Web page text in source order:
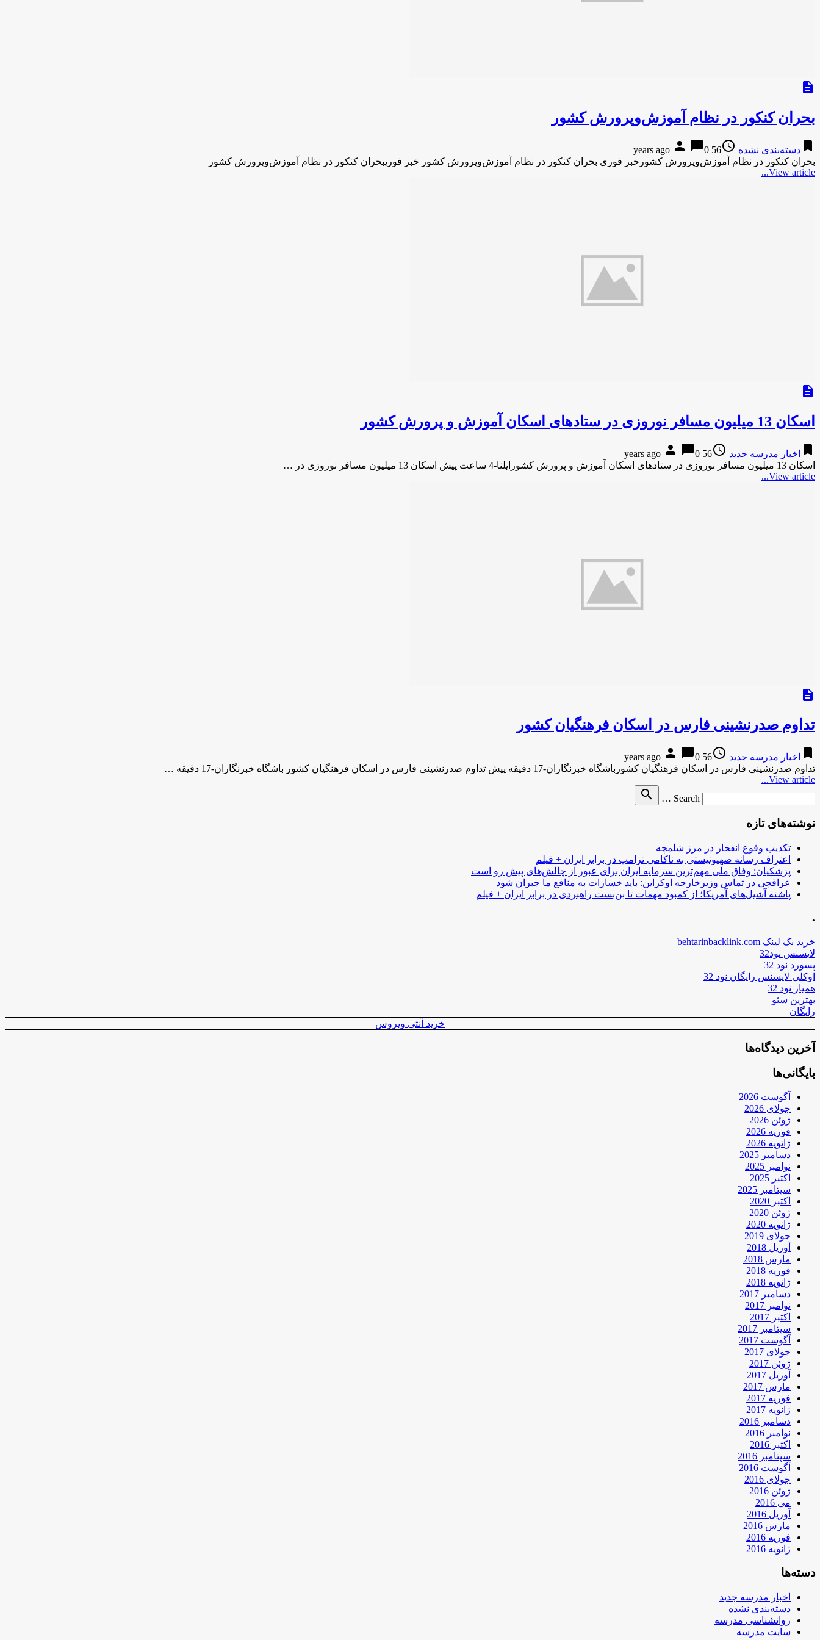
description
بحران کنکور در نظام آموزش‌وپرورش کشور
bookmark دسته‌بندی نشده access_time
56 years ago
person chat_bubble0
بحران کنکور در نظام آموزش‌وپرورش کشورخبر فوری بحران کنکور در نظام آموزش‌وپرورش کشور خبر فوریبحران کنکور در نظام آموزش‌وپرورش کشور
View article...
description
اسکان 13 میلیون مسافر نوروزی در ستادهای اسکان آموزش و پرورش کشور
bookmark اخبار مدرسه جدید access_time
56 years ago
person chat_bubble0
اسکان 13 میلیون مسافر نوروزی در ستادهای اسکان آموزش و پرورش کشورایلنا-4 ساعت پیش اسکان 13 میلیون مسافر نوروزی در …
View article...
description
تداوم صدرنشینی فارس در اسکان فرهنگیان کشور
bookmark اخبار مدرسه جدید access_time
56 years ago
person chat_bubble0
تداوم صدرنشینی فارس در اسکان فرهنگیان کشورباشگاه خبرنگاران-17 دقیقه پیش تداوم صدرنشینی فارس در اسکان فرهنگیان کشور باشگاه خبرنگاران-17 دقیقه …
View article...
Search …
search
نوشته‌های تازه
تکذیب وقوع انفجار در مرز شلمچه
اعتراف رسانه صهیونیستی به ناکامی ترامپ در برابر ایران + فیلم
پزشکیان: وفاق ملی مهم‌ترین سرمایه ایران برای عبور از چالش‌های پیش رو است
عراقچی در تماس وزیرخارجه اوکراین: باید خسارات به منافع ما جبران شود
پاشنه آشیل‌های آمریکا؛ از کمبود مهمات تا بن‌بست راهبردی در برابر ایران + فیلم
.
خرید بک لینک behtarinbacklink.com
لایسنس نود32
پسورد نود 32
اوکلی لایسنس رایگان نود 32
همیار نود 32
بهترین سئو
رایگان
خرید آنتی ویروس
آخرین دیدگاه‌ها
بایگانی‌ها
آگوست 2026
جولای 2026
ژوئن 2026
فوریه 2026
ژانویه 2026
دسامبر 2025
نوامبر 2025
اکتبر 2025
سپتامبر 2025
اکتبر 2020
ژوئن 2020
ژانویه 2020
جولای 2019
آوریل 2018
مارس 2018
فوریه 2018
ژانویه 2018
دسامبر 2017
نوامبر 2017
اکتبر 2017
سپتامبر 2017
آگوست 2017
جولای 2017
ژوئن 2017
آوریل 2017
مارس 2017
فوریه 2017
ژانویه 2017
دسامبر 2016
نوامبر 2016
اکتبر 2016
سپتامبر 2016
آگوست 2016
جولای 2016
ژوئن 2016
می 2016
آوریل 2016
مارس 2016
فوریه 2016
ژانویه 2016
دسته‌ها
اخبار مدرسه جدید
دسته‌بندی نشده
روانشناسی مدرسه
سایت مدرسه